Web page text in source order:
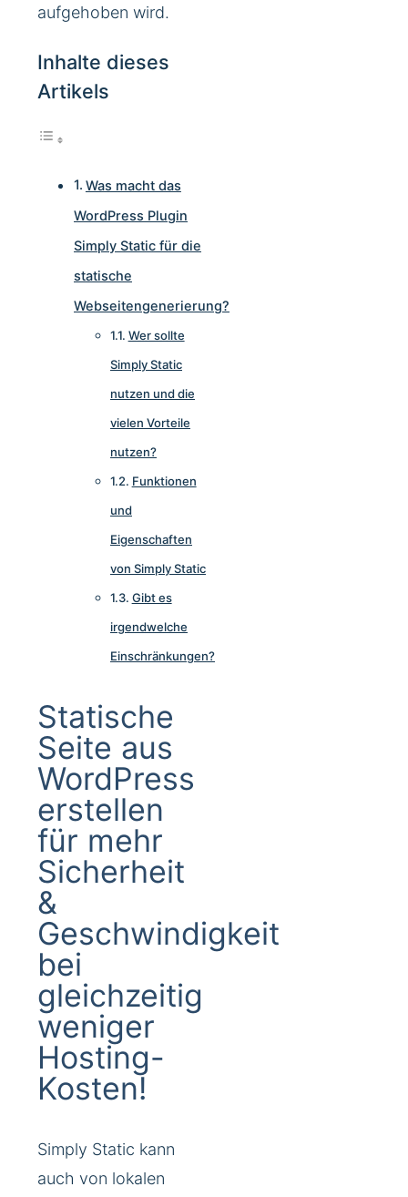
aufgehoben wird.
Inhalte dieses
Artikels
Was macht das
WordPress Plugin
Simply Static für die
statische
Webseitengenerierung?
Wer sollte
Simply Static
nutzen und die
vielen Vorteile
nutzen?
Funktionen
und
Eigenschaften
von Simply Static
Gibt es
irgendwelche
Einschränkungen?
Statische
Seite aus
WordPress
erstellen
für mehr
Sicherheit
&
Geschwindigkeit
bei
gleichzeitig
weniger
Hosting-
Kosten!
Simply Static kann
auch von lokalen